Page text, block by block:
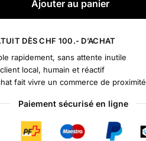
Ajouter au panier
DÈS CHF 100.- D’ACHAT
rapidement, sans attente inutile
local, humain et réactif
fait vivre un commerce de proximité
Paiement sécurisé en ligne